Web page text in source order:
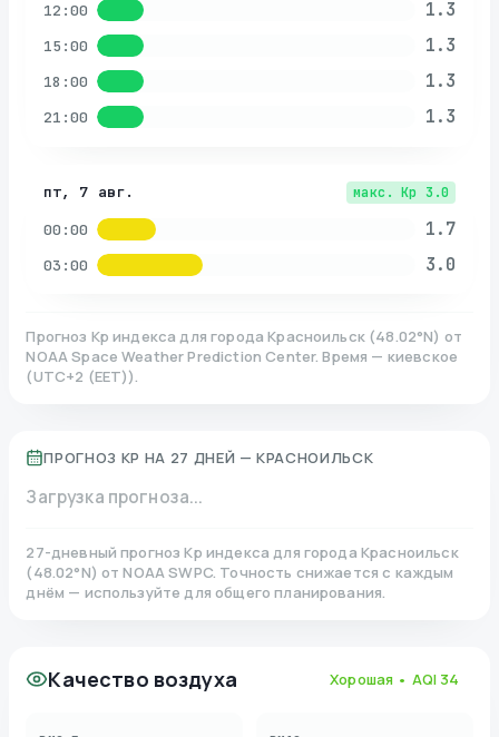
12:00 1.3
15:00 1.3
18:00 1.3
21:00 1.3
пт, 7 авг. макс. Kp 3.0
00:00 1.7
03:00 3.0
Прогноз Kp индекса для города Красноильск(48.02°N) от
NOAA Space Weather Prediction Center. Время — киевское
(UTC+2 (EET)).
ПРОГНОЗ KP НА 27 ДНЕЙ — КРАСНОИЛЬСК
Загрузка прогноза...
27-дневный прогноз Kp индекса для города Красноильск
(48.02°N)от NOAA SWPC. Точность снижается с каждым
днём — используйте для общего планирования.
Качество воздуха Хорошая • AQI 34